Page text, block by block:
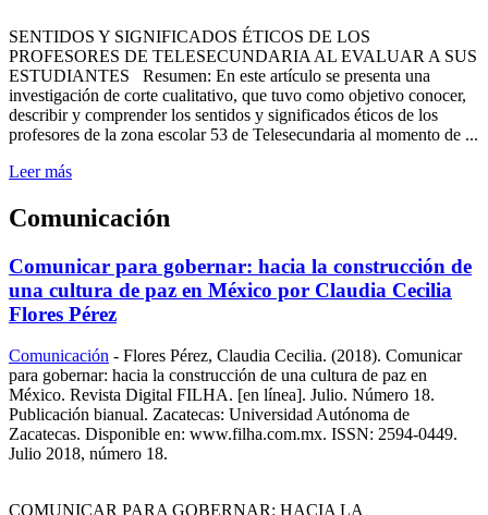
SENTIDOS Y SIGNIFICADOS ÉTICOS DE LOS
PROFESORES DE TELESECUNDARIA AL EVALUAR A SUS
ESTUDIANTES Resumen: En este artículo se presenta una
investigación de corte cualitativo, que tuvo como objetivo conocer,
describir y comprender los sentidos y significados éticos de los
profesores de la zona escolar 53 de Telesecundaria al momento de ...
Leer más
Comunicación
Comunicar para gobernar: hacia la construcción de
una cultura de paz en México por Claudia Cecilia
Flores Pérez
Comunicación - Flores Pérez, Claudia Cecilia. (2018). Comunicar
para gobernar: hacia la construcción de una cultura de paz en
México. Revista Digital FILHA. [en línea]. Julio. Número 18.
Publicación bianual. Zacatecas: Universidad Autónoma de
Zacatecas. Disponible en: www.filha.com.mx. ISSN: 2594-0449.
Julio 2018, número 18.
COMUNICAR PARA GOBERNAR: HACIA LA